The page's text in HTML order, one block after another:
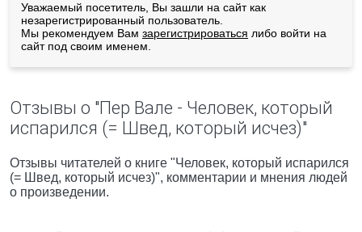
Уважаемый посетитель, Вы зашли на сайт как
незарегистрированный пользователь.
Мы рекомендуем Вам зарегистрироваться либо войти на
сайт под своим именем.
Отзывы о "Пер Вале - Человек, который
испарился (= Швед, который исчез)"
Отзывы читателей о книге "Человек, который испарился
(= Швед, который исчез)", комментарии и мнения людей
о произведении.